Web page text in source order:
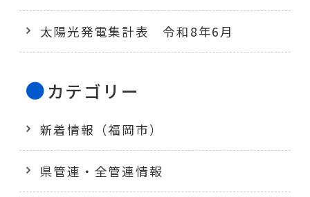
太陽光発電集計表 令和8年6月
カテゴリー
新着情報（福岡市）
県管連・全管連情報